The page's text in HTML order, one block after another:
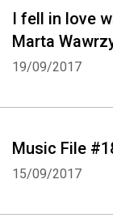
I fell in love
Marta
19/09/2017
Music File
15/09/2017